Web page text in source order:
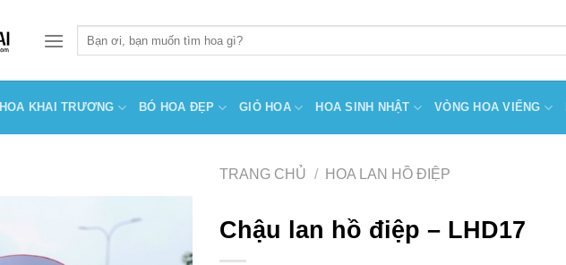
kiếm:
HOA KHAI TRƯƠNG BÓ HOA ĐẸP GIỎ HOA HOA SINH NHẬT VÒNG HOA VIẾNG
TRANG CHỦ / HOA LAN HỒ ĐIỆP
Chậu lan hồ điệp – LHD17